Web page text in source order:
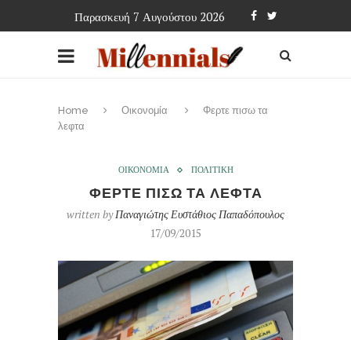
Παρασκευή 7 Αυγούστου 2026
Home Οικονομία
Φερτε πισω τα
λεφτα
ΟΙΚΟΝΟΜΙΑ ΠΟΛΙΤΙΚΗ
ΦΕΡΤΕ ΠΙΣΩ ΤΑ ΛΕΦΤΑ
written byΠαναγιώτης Ευστάθιος Παπαδόπουλος
17/09/2015